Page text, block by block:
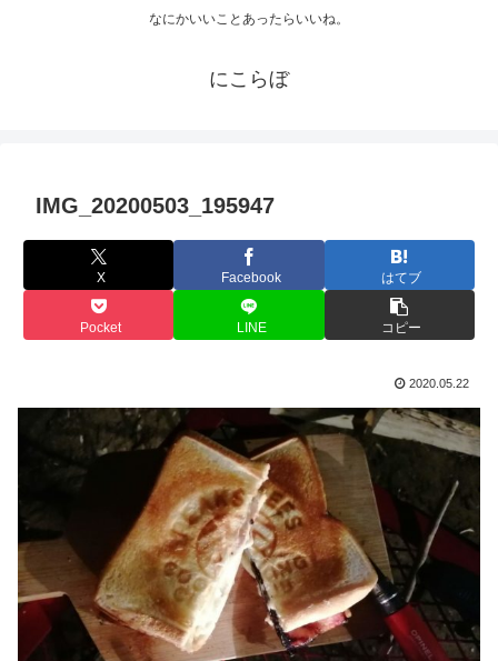
なにかいいことあったらいいね。
にこらぼ
IMG_20200503_195947
X Facebook はてブ
Pocket LINE コピー
2020.05.22